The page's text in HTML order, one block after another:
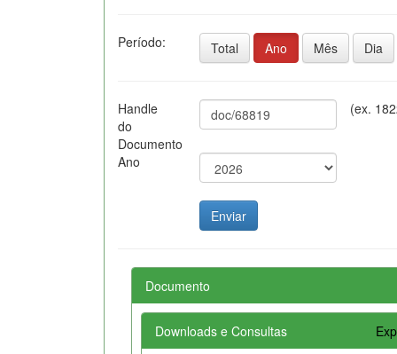
Período: Total Ano Mês Dia
Handle
do
Documento
(ex.
Ano
Documento
Downloads e Consultas